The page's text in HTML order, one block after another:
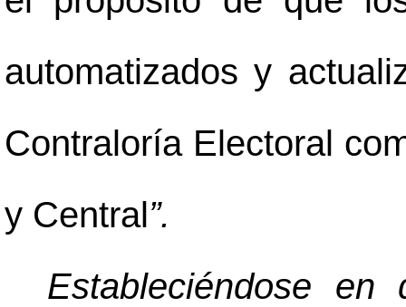
automatizados y
Contraloría Electoral
y Central”.
Estableciéndose en